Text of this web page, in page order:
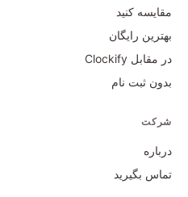
مقایسه کنید
بهترین رایگان
در مقابل Clockify
بدون ثبت نام
شرکت
درباره
تماس بگیرید